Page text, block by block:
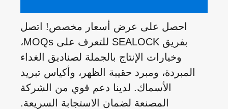
احصل على عرض أسعار مخصص! اتصل
بفريق SEALOCK للتعرف على MOQs،
وخيارات الإنتاج بالجملة لصناديق الغداء
المبردة، ومبرد حقيبة الظهر، وأكياس تبريد
الأسماك. لدينا دعم قوي من الشركة
المصنعة لضمان الاستجابة السريعة.